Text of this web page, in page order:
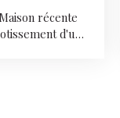
récente
d'une
Au 1er